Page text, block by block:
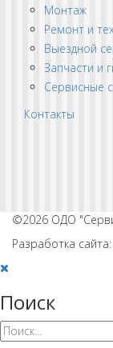
Монтаж
Ремонт и
Выездной
Запчасти и
Сервисные
Контакты
©2026 ОДО
Разработка сайта:
Поиск